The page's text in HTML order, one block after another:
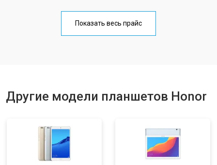
от 1750 ₽
Показать весь прайс
Другие модели планшетов Honor